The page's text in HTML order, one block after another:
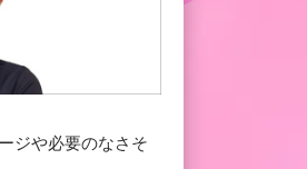
ジや必要のなさそ